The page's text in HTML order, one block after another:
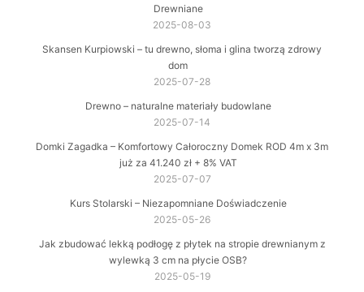
Drewniane
2025-08-03
Skansen Kurpiowski – tu drewno, słoma i glina tworzą zdrowy
dom
2025-07-28
Drewno – naturalne materiały budowlane
2025-07-14
Domki Zagadka – Komfortowy Całoroczny Domek ROD 4m x 3m
już za 41.240 zł + 8% VAT
2025-07-07
Kurs Stolarski – Niezapomniane Doświadczenie
2025-05-26
Jak zbudować lekką podłogę z płytek na stropie drewnianym z
wylewką 3 cm na płycie OSB?
2025-05-19